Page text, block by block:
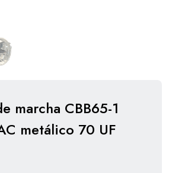
marcha CBB65-1
metálico 70 UF